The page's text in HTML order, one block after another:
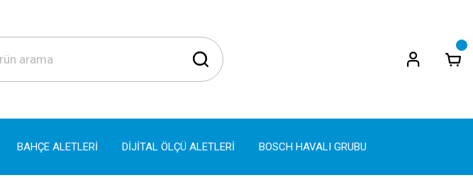
BAHÇE ALETLERİ DİJİTAL ÖLÇÜ ALETLERİ BOSCH HAVALI GRUBU